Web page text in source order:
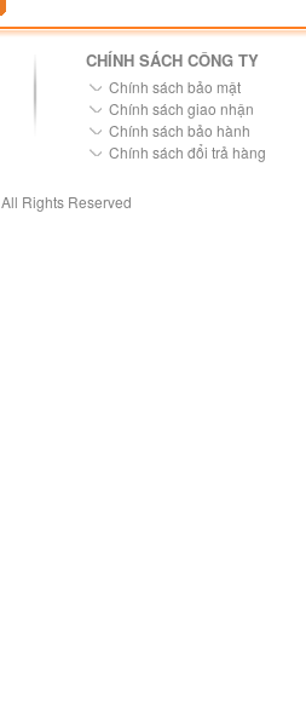
CHÍNH SÁCH CÔNG TY
Chính sách bảo mật
Chính sách giao nhận
Chính sách bảo hành
Chính sách đổi trả hàng
All Rights Reserved